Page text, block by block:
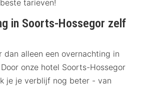
tarieven!
in Soorts-Hossegor zelf
dan alleen een overnachting in
onze hotel Soorts-Hossegor
je je verblijf nog beter - van